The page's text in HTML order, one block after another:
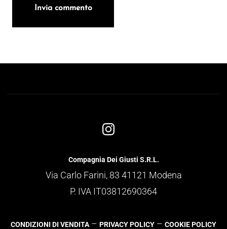
Compagnia Dei Giusti S.R.L.
Via Carlo Farini, 83 41121 Modena
P. IVA IT03812690364
CONDIZIONI DI VENDITA – PRIVACY POLICY – COOKIE POLICY